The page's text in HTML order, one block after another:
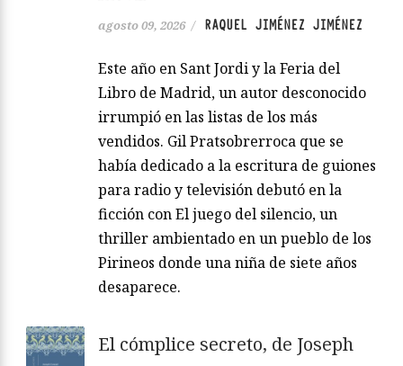
agosto 09, 2026 / RAQUEL JIMÉNEZ JIMÉNEZ
Este año en Sant Jordi y la Feria del
Libro de Madrid, un autor desconocido
irrumpió en las listas de los más
vendidos. Gil Pratsobrerroca que se
había dedicado a la escritura de guiones
para radio y televisión debutó en la
ficción con El juego del silencio, un
thriller ambientado en un pueblo de los
Pirineos donde una niña de siete años
desaparece.
El cómplice secreto, de Joseph